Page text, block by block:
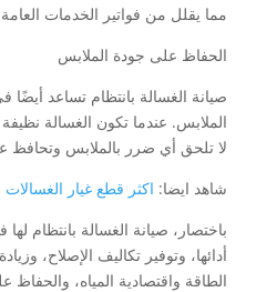
مما يقلل من فواتير الخدمات
الحفاظ على جودة الملابس
صيانة الغسالة بانتظام تساعد
الملابس. عندما تكون الغسالة
لا تلحق أي ضرر بالملابس وتحافظ
شاهد ايضا: اكثر قطع غيار
باختصار، صيانة الغسالة بانتظام
أدائها، وتوفير تكاليف الإصلاح،
الطاقة واقتصادية المياه،